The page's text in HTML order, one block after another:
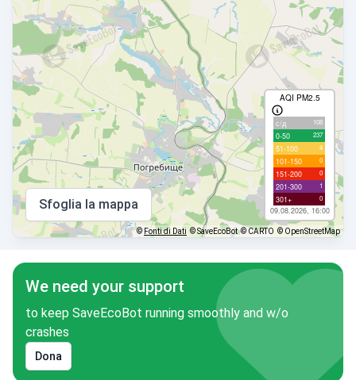
AQI PM2.5
с/д 108
0-50 237
51-100 4
101-150 0
151-200 0
201-300 1
301+ 0
09.08.2026, 16:00
Sfoglia la mappa
© Fonti di Dati © SaveEcoBot © CARTO © OpenStreetMap
We need your support
to keep SaveEcoBot running smoothly and w/o
crashes
Dona